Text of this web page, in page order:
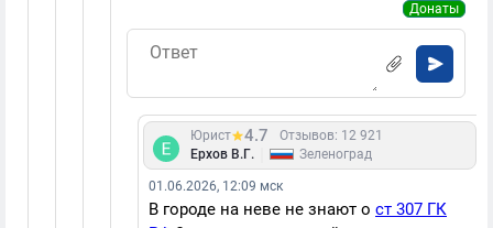
Донаты
Юрист 4.7
Отзывов: 12 921
Ерхов В.Г.
Зеленоград
01.06.2026, 12:09 мск
В городе на неве не знают о ст 307 ГК